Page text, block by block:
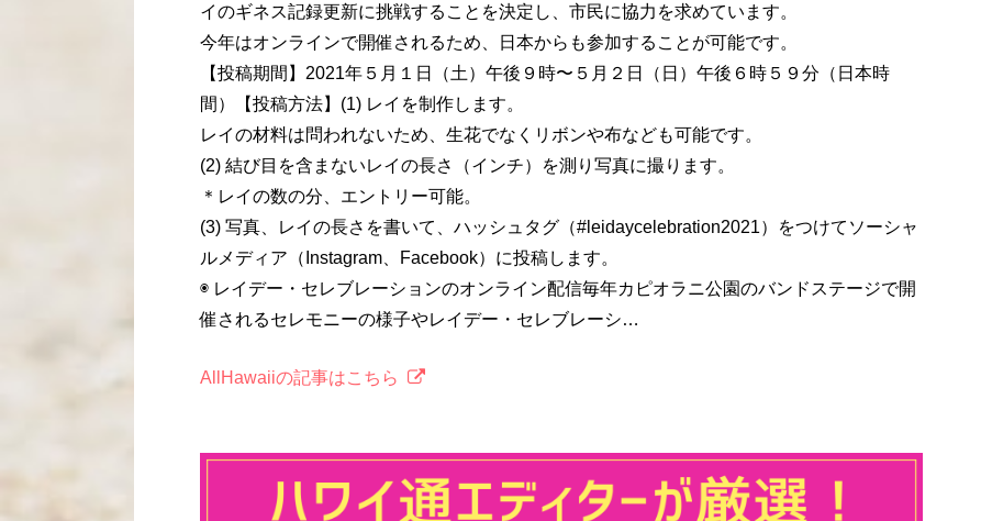
イのギネス記録更新に挑戦することを決定し、市民に協力を求めています。
今年はオンラインで開催されるため、日本からも参加することが可能です。
【投稿期間】2021年５月１日（土）午後９時〜５月２日（日）午後６時５９分（日本時
間）【投稿方法】(1) レイを制作します。
レイの材料は問われないため、生花でなくリボンや布なども可能です。
(2) 結び目を含まないレイの長さ（インチ）を測り写真に撮ります。
＊レイの数の分、エントリー可能。
(3) 写真、レイの長さを書いて、ハッシュタグ（#leidaycelebration2021）をつけてソーシャ
ルメディア（Instagram、Facebook）に投稿します。
◉ レイデー・セレブレーションのオンライン配信毎年カピオラニ公園のバンドステージで開
催されるセレモニーの様子やレイデー・セレブレーシ…
AllHawaiiの記事はこちら